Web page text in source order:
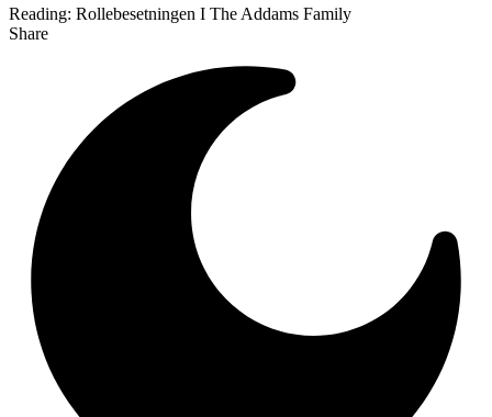
Reading: Rollebesetningen I The Addams Family
Share